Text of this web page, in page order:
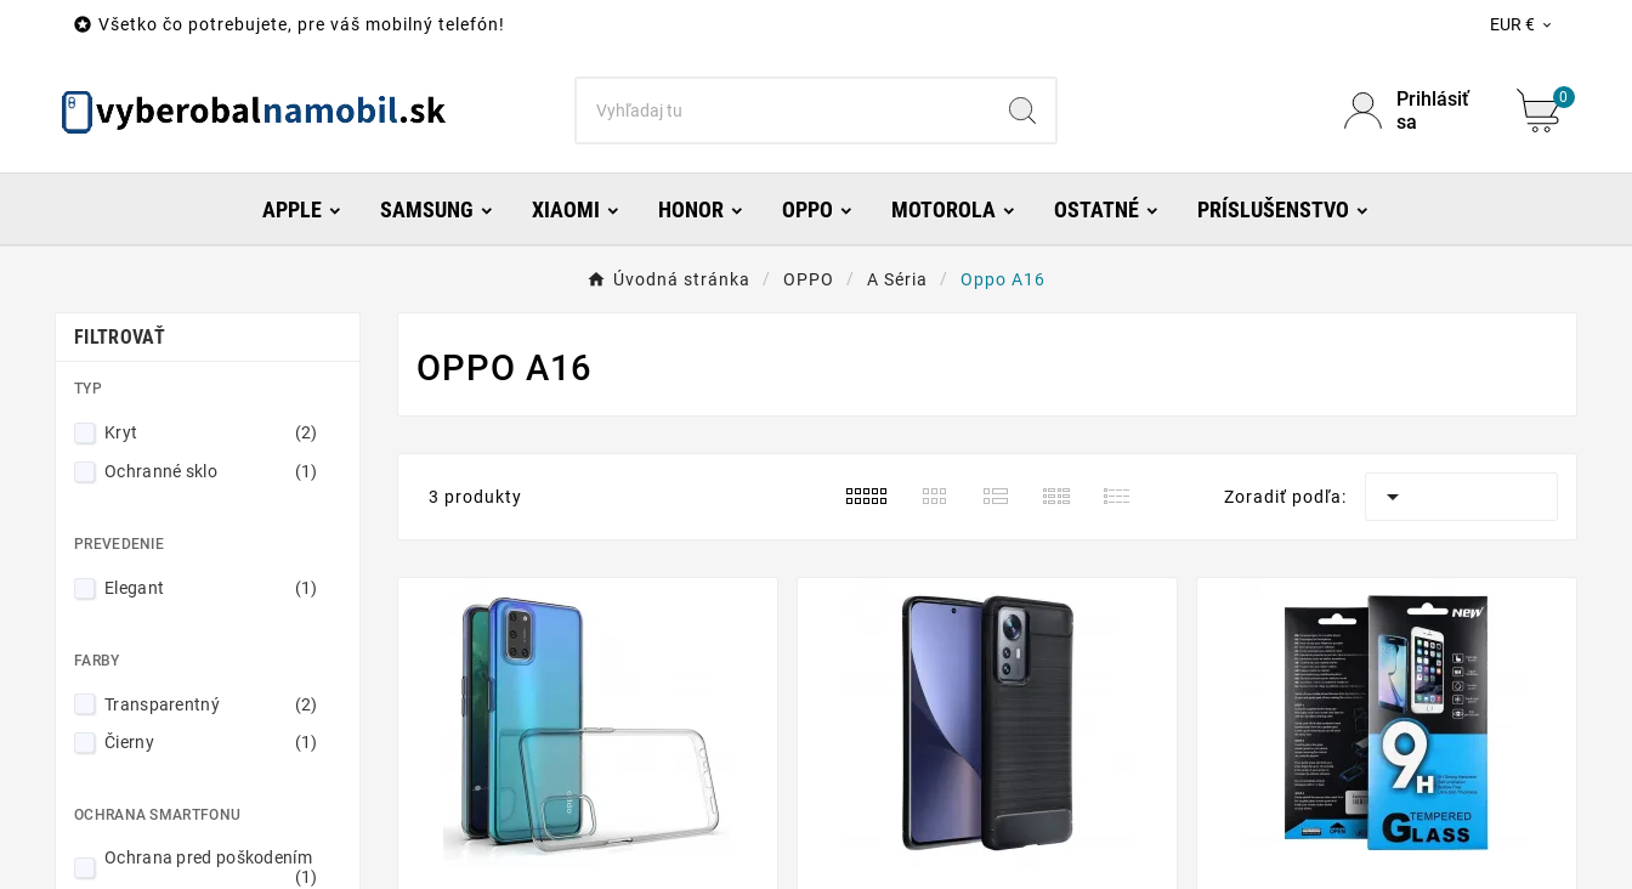
 Všetko čo potrebujete, pre váš mobilný telefón! EUR € 
Prihlásiť
sa
0
APPLE SAMSUNG XIAOMI HONOR OPPO MOTOROLA OSTATNÉ PRÍSLUŠENSTVO
Úvodná stránka OPPO A Séria Oppo A16
FILTROVAŤ
TYP
Kryt
(2)
Ochranné sklo
(1)
PREVEDENIE
Elegant (1)
FARBY
Transparentný
(2)
Čierny
(1)
OCHRANA SMARTFONU
Ochrana pred poškodením
(1)
OPPO A16
3 produkty Zoradiť podľa: 